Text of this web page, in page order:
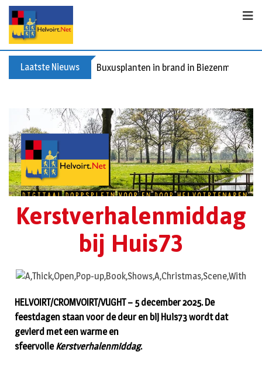
Laatste Nieuws Buxusplanten in brand in Biezenmortel,
Kerstverhalenmiddag
bij Huis73
HELVOIRT/CROMVOIRT/VUGHT – 5 december 2025. De
feestdagen staan voor de deur en bij Huis73 wordt dat
gevierd met een warme en
sfeervolleKerstverhalenmiddag.